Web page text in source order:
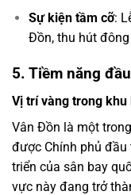
Sự kiện tầm cỡ:
Đồn, thu hút
5. Tiềm năng
Vị trí vàng trong
Vân Đồn là một
được Chính phủ
triển của sân bay
vực này đang trở